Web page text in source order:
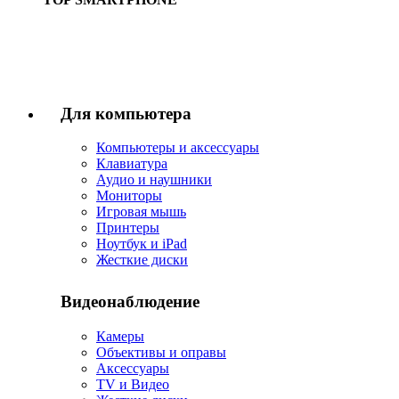
Для компьютера
Компьютеры и аксессуары
Клавиатура
Аудио и наушники
Мониторы
Игровая мышь
Принтеры
Ноутбук и iPad
Жесткие диски
Видеонаблюдение
Камеры
Объективы и оправы
Аксессуары
TV и Видео